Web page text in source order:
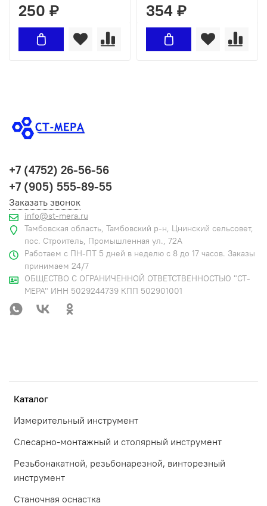
250 ₽ 354 ₽
Каталог
Измерительный инструмент
Слесарно-монтажный и столярный инструмент
Резьбонакатной, резьбонарезной, винторезный
инструмент
Станочная оснастка
+7 (4752) 26-56-56
+7 (905) 555-89-55
Заказать звонок
info@st-mera.ru
Тамбовская область, Тамбовский р-н, Цнинский сельсовет,
пос. Строитель, Промышленная ул., 72А
Работаем с ПН-ПТ 5 дней в неделю с 8 до 17 часов. Заказы
принимаем 24/7
ОБЩЕСТВО С ОГРАНИЧЕННОЙ ОТВЕТСТВЕННОСТЬЮ "СТ-
МЕРА" ИНН 5029244739 КПП 502901001